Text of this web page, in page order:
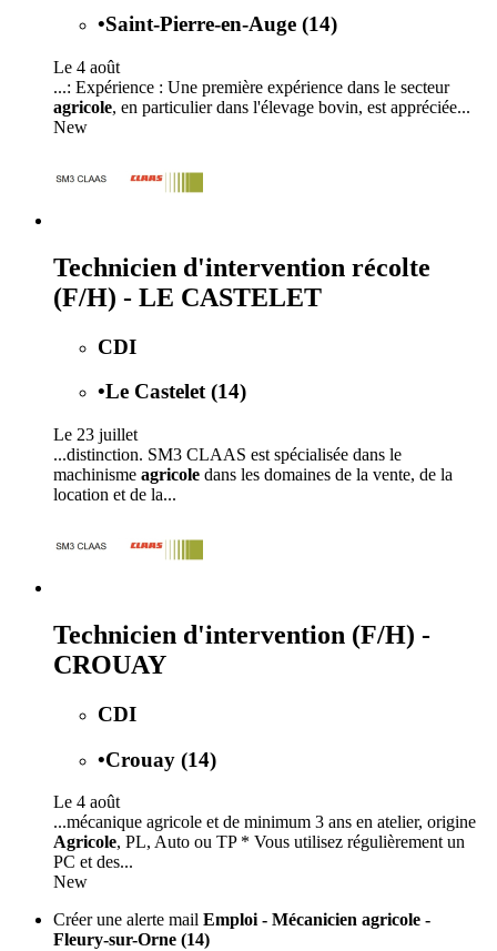
•Saint-Pierre-en-Auge (14)
Le 4 août
...: Expérience : Une première expérience dans le secteur
agricole, en particulier dans l'élevage bovin, est appréciée...
New
Technicien d'intervention récolte
(F/H) - LE CASTELET
CDI
•Le Castelet (14)
Le 23 juillet
...distinction. SM3 CLAAS est spécialisée dans le
machinisme agricole dans les domaines de la vente, de la
location et de la...
Technicien d'intervention (F/H) -
CROUAY
CDI
•Crouay (14)
Le 4 août
...mécanique agricole et de minimum 3 ans en atelier, origine
Agricole, PL, Auto ou TP * Vous utilisez régulièrement un
PC et des...
New
Créer une alerte mail Emploi - Mécanicien agricole -
Fleury-sur-Orne (14)